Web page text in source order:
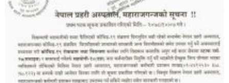
बिचार
कुराकानी
जीवनशैली
साहित्य